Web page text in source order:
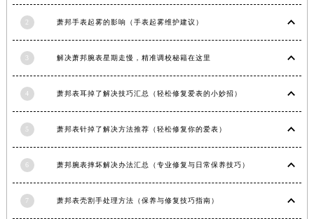
2 萧邦手表起雾的影响（手表起雾维护建议）
3 解决萧邦腕表星期走慢，精准调校秘籍在这里
4 萧邦表耳掉了解决技巧汇总（轻松修复爱表的小妙招）
5 萧邦表针掉了解决方法推荐（轻松修复你的爱表）
6 萧邦腕表摔坏解决办法汇总（专业修复与日常保养技巧）
7 萧邦表壳割手处理方法（保养与修复技巧指南）